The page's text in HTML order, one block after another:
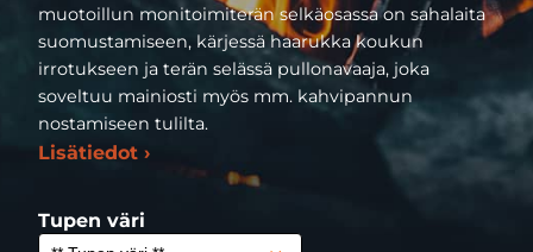
muotoillun monitoimiterän selkäosassa on sahalaita
suomustamiseen, kärjessä haarukka koukun
irrotukseen ja terän selässä pullonavaaja, joka
soveltuu mainiosti myös mm. kahvipannun
nostamiseen tulilta.
Lisätiedot ›
Tupen väri